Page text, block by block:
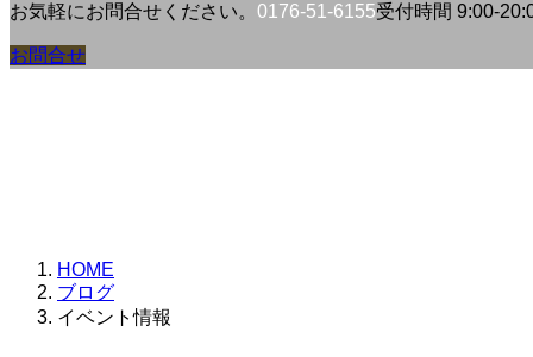
キ
ッ
プ
に
移
動
お気軽にお問合せください。 0176-51-6155受付時間 9:00-
お問合せ
HOME
ブログ
イベント情報